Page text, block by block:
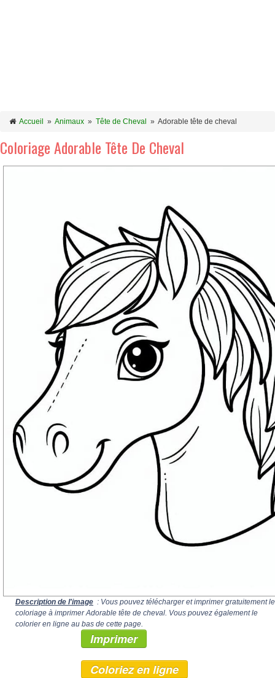
Accueil » Animaux » Tête de Cheval » Adorable tête de cheval
Coloriage Adorable Tête De Cheval
Description de l'image : Vous pouvez télécharger et imprimer gratuitement le
coloriage à imprimer Adorable tête de cheval. Vous pouvez également le
colorier en ligne au bas de cette page.
Imprimer
Coloriez en ligne